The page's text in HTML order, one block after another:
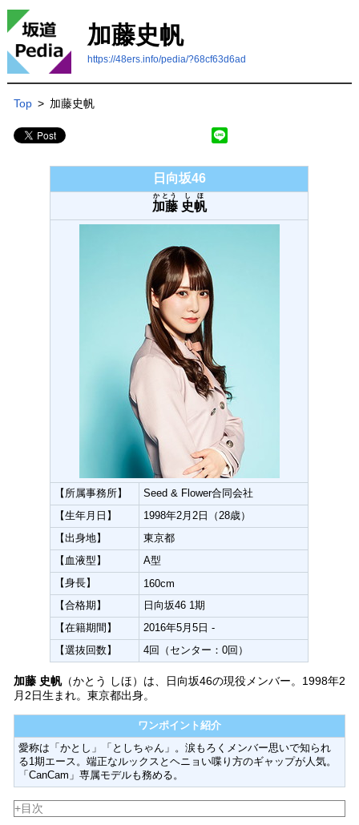
加藤史帆
https://48ers.info/pedia/?68cf63d6ad
Top > 加藤史帆
日向坂46
加藤
かとう
史帆
しほ
【所属事務所】
Seed & Flower合同会社
【生年月日】
1998年2月2日（28歳）
【出身地】
東京都
【血液型】
A型
【身長】
160cm
【合格期】
日向坂46 1期
【在籍期間】
2016年5月5日 -
【選抜回数】
4回（センター：0回）
加藤 史帆（かとう しほ）は、日向坂46の現役メンバー。1998年2
月2日生まれ。東京都出身。
ワンポイント紹介
愛称は「かとし」「としちゃん」。涙もろくメンバー思いで知られ
る1期エース。端正なルックスとヘニョい喋り方のギャップが人気。
「CanCam」専属モデルも務める。
+目次